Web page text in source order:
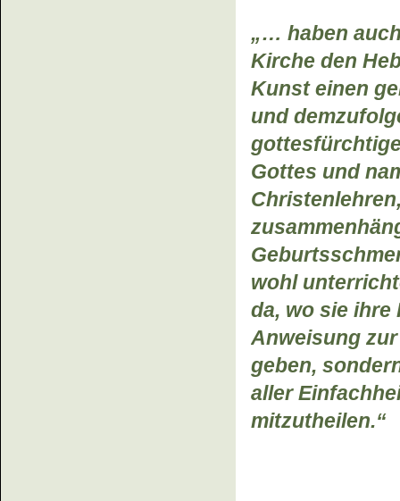
„… haben
Kirche den
Kunst einen
und
Gottes und
wohl
da, wo sie
Anweisung
geben,
aller
mitzutheilen.“